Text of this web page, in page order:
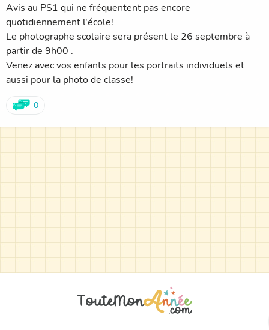
Avis au PS1 qui ne fréquentent pas encore
quotidiennement l'école!
Le photographe scolaire sera présent le 26 septembre à
partir de 9h00 .
Venez avec vos enfants pour les portraits individuels et
aussi pour la photo de classe!
0